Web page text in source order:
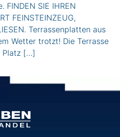
FINDEN SIE IHREN
FEINSTEINZEUG,
Terrassenplatten aus
Wetter trotzt! Die Terrasse
Platz […]